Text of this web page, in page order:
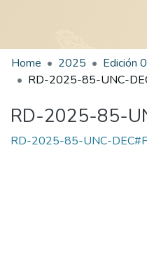
Home 2025
RD-2025-85-
RD-2025-85-UNC-